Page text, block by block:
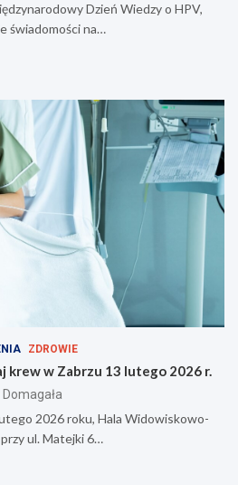
Dzień Wiedzy o HPV,
świadomości na…
ZDROWIE
krew w Zabrzu 13 lutego 2026 r.
2026 roku, Hala Widowiskowo-
ul. Matejki 6…